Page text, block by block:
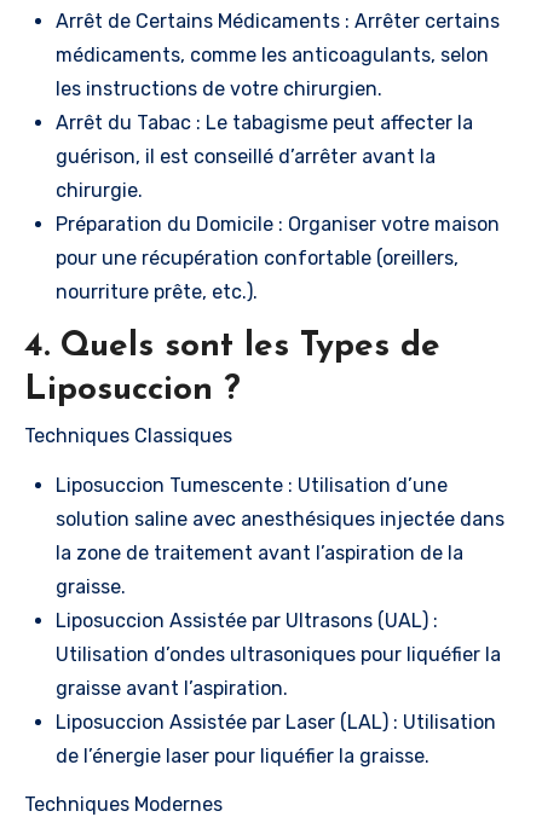
Arrêt de Certains Médicaments : Arrêter certains
médicaments, comme les anticoagulants, selon
les instructions de votre chirurgien.
Arrêt du Tabac : Le tabagisme peut affecter la
guérison, il est conseillé d’arrêter avant la
chirurgie.
Préparation du Domicile : Organiser votre maison
pour une récupération confortable (oreillers,
nourriture prête, etc.).
4. Quels sont les Types de
Liposuccion ?
Techniques Classiques
Liposuccion Tumescente : Utilisation d’une
solution saline avec anesthésiques injectée dans
la zone de traitement avant l’aspiration de la
graisse.
Liposuccion Assistée par Ultrasons (UAL) :
Utilisation d’ondes ultrasoniques pour liquéfier la
graisse avant l’aspiration.
Liposuccion Assistée par Laser (LAL) : Utilisation
de l’énergie laser pour liquéfier la graisse.
Techniques Modernes